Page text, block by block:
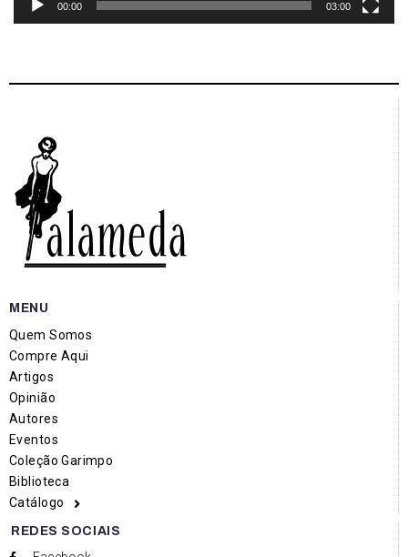
00:00 03:00
MENU
Quem Somos
Compre Aqui
Artigos
Opinião
Autores
Eventos
Coleção Garimpo
Biblioteca
Catálogo
REDES SOCIAIS